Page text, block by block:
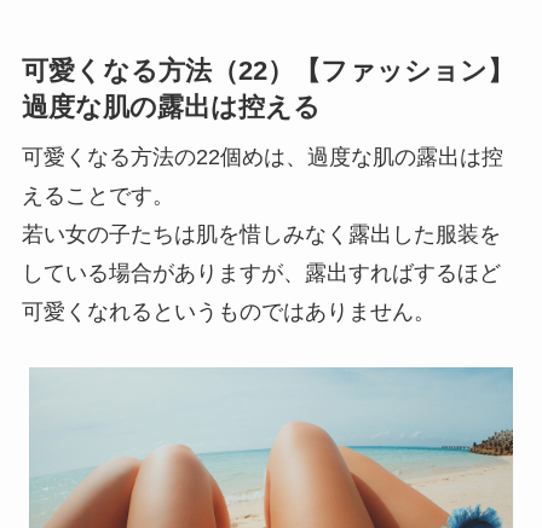
可愛くなる方法（22）【ファッション】
過度な肌の露出は控える
可愛くなる方法の22個めは、過度な肌の露出は控
えることです。
若い女の子たちは肌を惜しみなく露出した服装を
している場合がありますが、露出すればするほど
可愛くなれるというものではありません。